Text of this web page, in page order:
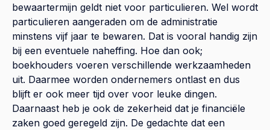
bewaartermijn geldt niet voor particulieren. Wel wordt
particulieren aangeraden om de administratie
minstens vijf jaar te bewaren. Dat is vooral handig zijn
bij een eventuele naheffing. Hoe dan ook;
boekhouders voeren verschillende werkzaamheden
uit. Daarmee worden ondernemers ontlast en dus
blijft er ook meer tijd over voor leuke dingen.
Daarnaast heb je ook de zekerheid dat je financiële
zaken goed geregeld zijn. De gedachte dat een